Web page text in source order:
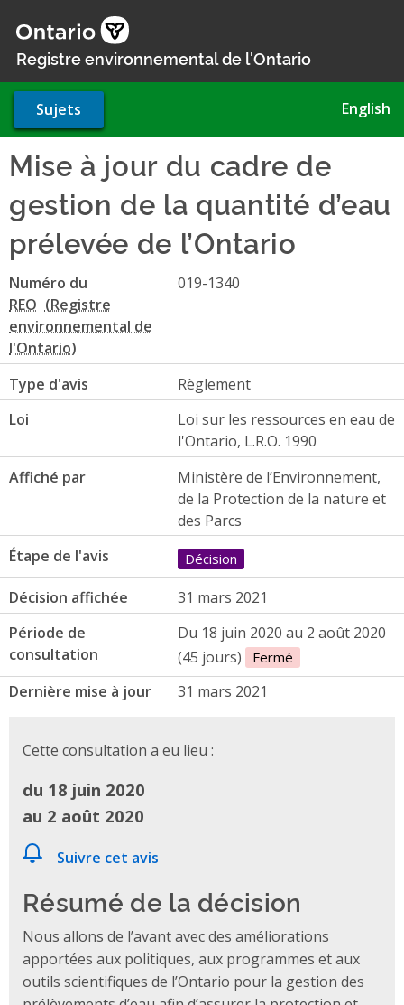
au
contenu
Registre environnemental de l'Ontario
Sujets English
Mise à jour du cadre de
gestion de la quantité d’eau
prélevée de l’Ontario
Numéro du
REO
019-1340
Type d'avis
Règlement
Loi
Loi sur les ressources en eau de
l'Ontario, L.R.O. 1990
Affiché par
Ministère de l’Environnement,
de la Protection de la nature et
des Parcs
Étape de l'avis
Décision
Décision affichée
31 mars 2021
Période de
consultation
Du 18 juin 2020 au 2 août 2020
(45 jours)
Fermé
Dernière mise à jour 31 mars 2021
Cette consultation a eu lieu :
du 18 juin 2020
au 2 août 2020
Suivre cet avis
Résumé de la décision
Nous allons de l’avant avec des améliorations
apportées aux politiques, aux programmes et aux
outils scientifiques de l’Ontario pour la gestion des